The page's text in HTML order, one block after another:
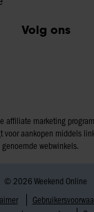
Volg ons
affiliate marketing
voor aankopen middels
webwinkels.
© 2026 Weekend Online